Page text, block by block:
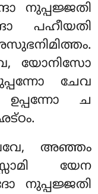
നുപ്പജ്ജതി
പഹീയതി
യോനിസോ
ചേവ
ഉപ്പന്നോ ച
അഞ്ഞം
യേന
നുപ്പജ്ജതി